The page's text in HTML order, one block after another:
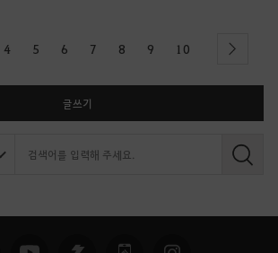
4 5 6 7 8 9 10 next
글쓰기
검